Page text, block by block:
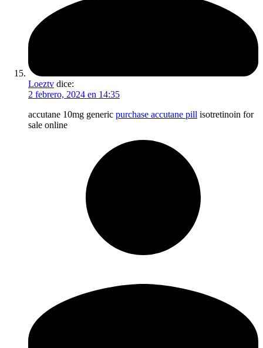
Loeztv dice:
2 febrero, 2024 en 14:35
accutane 10mg generic purchase accutane pill isotretinoin for
sale online